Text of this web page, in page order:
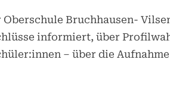
Oberschule Bruchhausen-
informiert, über
– über die Aufnahme